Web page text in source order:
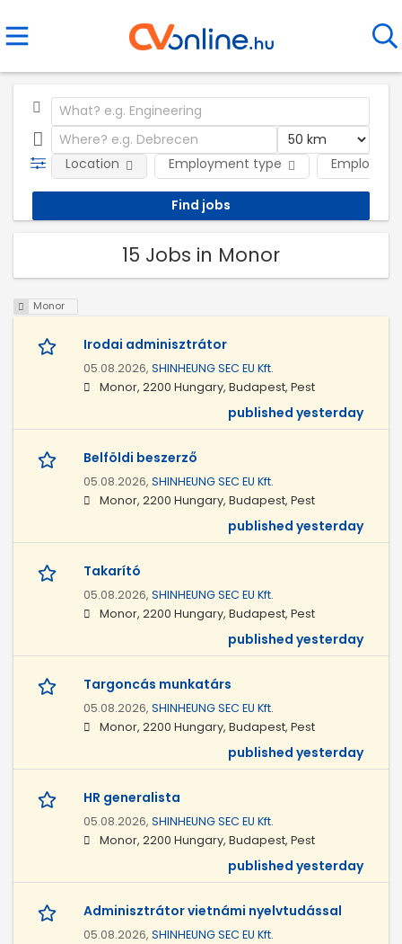
Employment type Employer
Location
15 Jobs in Monor
Monor
Irodai adminisztrátor
05.08.2026, SHINHEUNG SEC EU Kft.
Monor, 2200 Hungary, Budapest, Pest
published yesterday
Belföldi beszerző
05.08.2026, SHINHEUNG SEC EU Kft.
Monor, 2200 Hungary, Budapest, Pest
published yesterday
Takarító
05.08.2026, SHINHEUNG SEC EU Kft.
Monor, 2200 Hungary, Budapest, Pest
published yesterday
Targoncás munkatárs
05.08.2026, SHINHEUNG SEC EU Kft.
Monor, 2200 Hungary, Budapest, Pest
published yesterday
HR generalista
05.08.2026, SHINHEUNG SEC EU Kft.
Monor, 2200 Hungary, Budapest, Pest
published yesterday
Adminisztrátor vietnámi nyelvtudással
05.08.2026, SHINHEUNG SEC EU Kft.